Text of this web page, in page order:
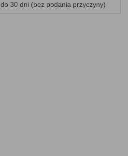
do 30 dni (bez podania przyczyny)